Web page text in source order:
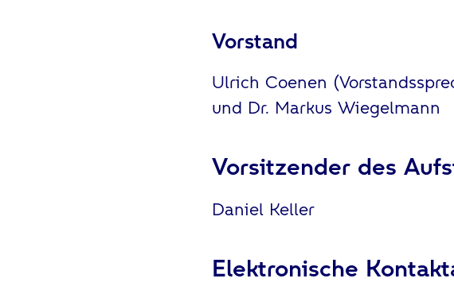
Vorstand
Ulrich Coenen
und Dr. Markus Wiegelmann
Vorsitzender des
Daniel Keller
Elektronische